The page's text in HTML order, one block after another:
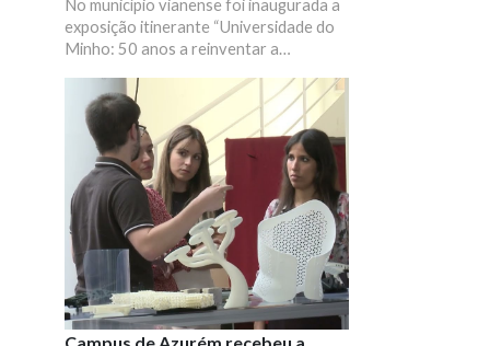
No município vianense foi inaugurada a
exposição itinerante “Universidade do
Minho: 50 anos a reinventar a
das Mordomas da Romaria.